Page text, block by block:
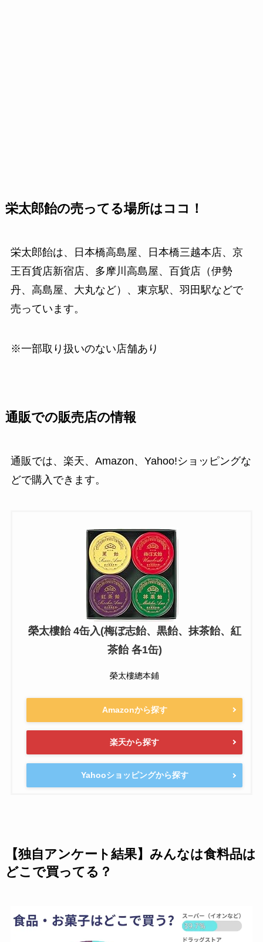
栄太郎飴の売ってる場所はココ！
栄太郎飴は、日本橋高島屋、日本橋三越本店、京
王百貨店新宿店、多摩川高島屋、百貨店（伊勢
丹、高島屋、大丸など）、東京駅、羽田駅などで
売っています。
※一部取り扱いのない店舗あり
通販での販売店の情報
通販では、楽天、Amazon、Yahoo!ショッピングな
どで購入できます。
榮太樓飴 4缶入(梅ぼ志飴、黒飴、抹茶飴、紅
茶飴 各1缶)
榮太樓總本鋪
Amazonから探す
楽天から探す
Yahooショッピングから探す
【独自アンケート結果】みんなは食料品は
どこで買ってる？